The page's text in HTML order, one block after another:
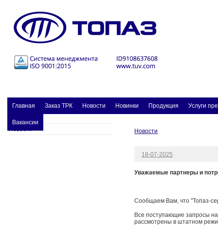
Главная Заказ ТPК Новости Новинки Продукция Услуги
Вакансии
Новости
Новости
18-07-2025
Уважаемые партнеры и
Сообщаем Вам, что "Топаз-
Все поступающие запросы
рассмотрены в штатном